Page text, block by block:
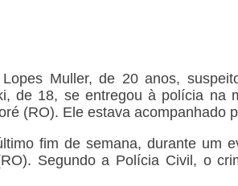
Muller, de 20 anos,
de 18, se entregou à polícia na
(RO). Ele estava acompanhado
fim de semana, durante um
Segundo a Polícia Civil, o